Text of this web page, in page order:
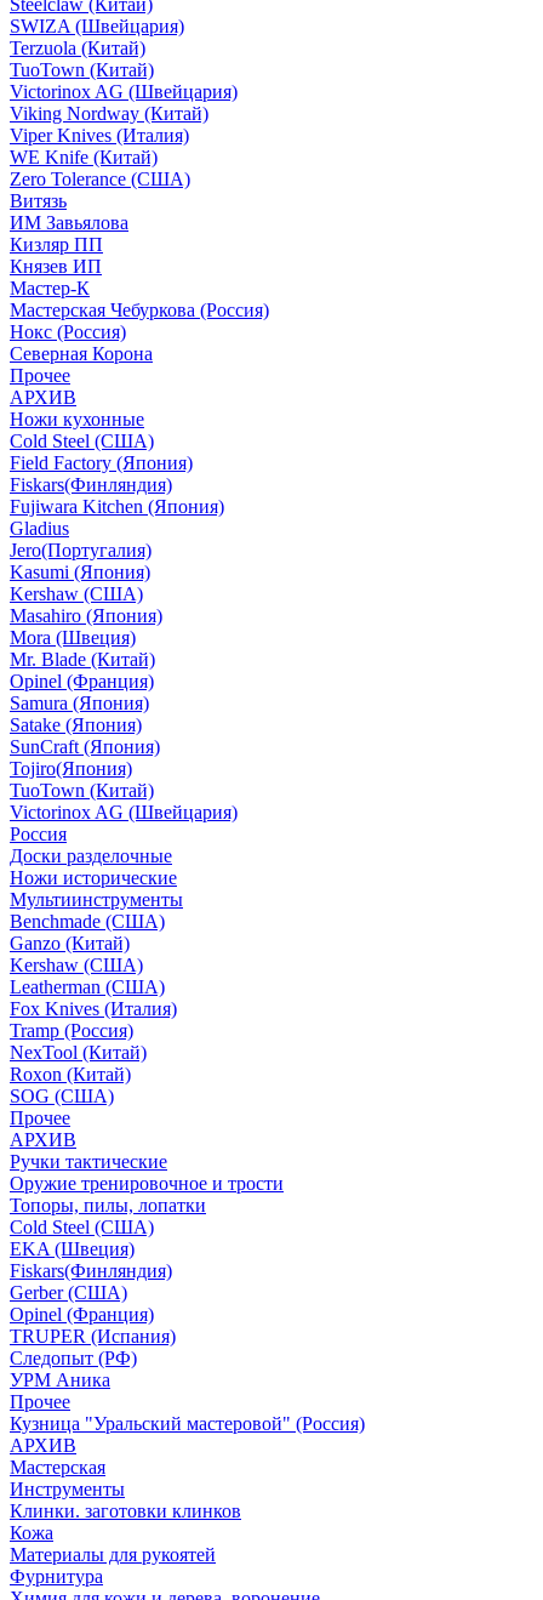
Steelclaw (Китай)
SWIZA (Швейцария)
Terzuola (Китай)
TuoTown (Китай)
Victorinox AG (Швейцария)
Viking Nordway (Китай)
Viper Knives (Италия)
WE Knife (Китай)
Zero Tolerance (США)
Витязь
ИМ Завьялова
Кизляр ПП
Князев ИП
Мастер-К
Мастерская Чебуркова (Россия)
Нокс (Россия)
Северная Корона
Прочее
АРХИВ
Ножи кухонные
Cold Steel (США)
Field Factory (Япония)
Fiskars(Финляндия)
Fujiwara Kitchen (Япония)
Gladius
Jero(Португалия)
Kasumi (Япония)
Kershaw (США)
Masahiro (Япония)
Mora (Швеция)
Mr. Blade (Китай)
Opinel (Франция)
Samura (Япония)
Satake (Япония)
SunCraft (Япония)
Tojiro(Япония)
TuoTown (Китай)
Victorinox AG (Швейцария)
Россия
Доски разделочные
Ножи исторические
Мультиинструменты
Benchmade (США)
Ganzo (Китай)
Kershaw (США)
Leatherman (США)
Fox Knives (Италия)
Tramp (Россия)
NexTool (Китай)
Roxon (Китай)
SOG (США)
Прочее
АРХИВ
Ручки тактические
Оружие тренировочное и трости
Топоры, пилы, лопатки
Cold Steel (США)
EKA (Швеция)
Fiskars(Финляндия)
Gerber (США)
Opinel (Франция)
TRUPER (Испания)
Следопыт (РФ)
УРМ Аника
Прочее
Кузница "Уральский мастеровой" (Россия)
АРХИВ
Мастерская
Инструменты
Клинки. заготовки клинков
Кожа
Материалы для рукоятей
Фурнитура